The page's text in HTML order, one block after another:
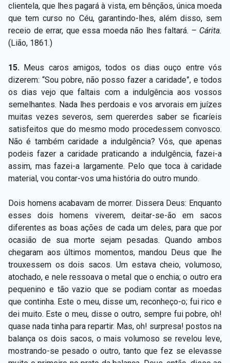
clientela, que lhes pagará à vista, em bênçãos, única moeda
que tem curso no Céu, garantindo-lhes, além disso, sem
receio de errar, que essa moeda não lhes faltará. – Cárita.
(Lião, 1861.)
15. Meus caros amigos, todos os dias ouço entre vós
dizerem: “Sou pobre, não posso fazer a caridade”, e todos
os dias vejo que faltais com a indulgência aos vossos
semelhantes. Nada lhes perdoais e vos arvorais em juízes
muitas vezes severos, sem quererdes saber se ficaríeis
satisfeitos que do mesmo modo procedessem convosco.
Não é também caridade a indulgência? Vós, que apenas
podeis fazer a caridade praticando a indulgência, fazei-a
assim, mas fazei-a largamente. Pelo que toca à caridade
material, vou contar-vos uma história do outro mundo.
Dois homens acabavam de morrer. Dissera Deus: Enquanto
esses dois homens viverem, deitar-se-ão em sacos
diferentes as boas ações de cada um deles, para que por
ocasião de sua morte sejam pesadas. Quando ambos
chegaram aos últimos momentos, mandou Deus que lhe
trouxessem os dois sacos. Um estava cheio, volumoso,
atochado, e nele ressoava o metal que o enchia; o outro era
pequenino e tão vazio que se podiam contar as moedas
que continha. Este o meu, disse um, reconheço-o; fui rico e
dei muito. Este o meu, disse o outro, sempre fui pobre, oh!
quase nada tinha para repartir. Mas, oh! surpresa! postos na
balança os dois sacos, o mais volumoso se revelou leve,
mostrando-se pesado o outro, tanto que fez se elevasse